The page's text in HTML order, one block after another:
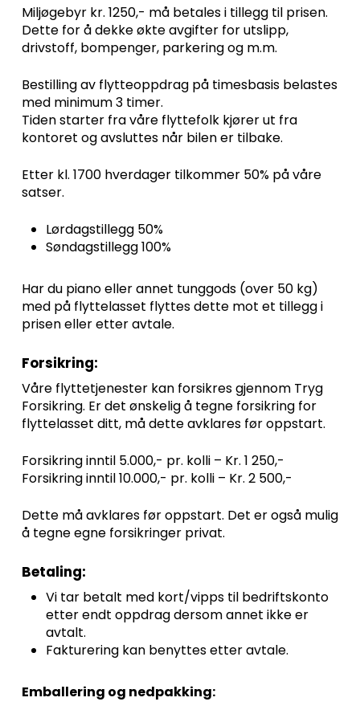
Miljøgebyr kr. 1250,- må betales i tillegg til prisen.
Dette for å dekke økte avgifter for utslipp,
drivstoff, bompenger, parkering og m.m.
Bestilling av flytteoppdrag på timesbasis belastes
med minimum 3 timer.
Tiden starter fra våre flyttefolk kjører ut fra
kontoret og avsluttes når bilen er tilbake.
Etter kl. 1700 hverdager tilkommer 50% på våre
satser.
Lørdagstillegg 50%
Søndagstillegg 100%
Har du piano eller annet tunggods (over 50 kg)
med på flyttelasset flyttes dette mot et tillegg i
prisen eller etter avtale.
Forsikring:
Våre flyttetjenester kan forsikres gjennom Tryg
Forsikring. Er det ønskelig å tegne forsikring for
flyttelasset ditt, må dette avklares før oppstart.
Forsikring inntil 5.000,- pr. kolli – Kr. 1 250,-
Forsikring inntil 10.000,- pr. kolli – Kr. 2 500,-
Dette må avklares før oppstart. Det er også mulig
å tegne egne forsikringer privat.
Betaling:
Vi tar betalt med kort/vipps til bedriftskonto
etter endt oppdrag dersom annet ikke er
avtalt.
Fakturering kan benyttes etter avtale.
Emballering og nedpakking: